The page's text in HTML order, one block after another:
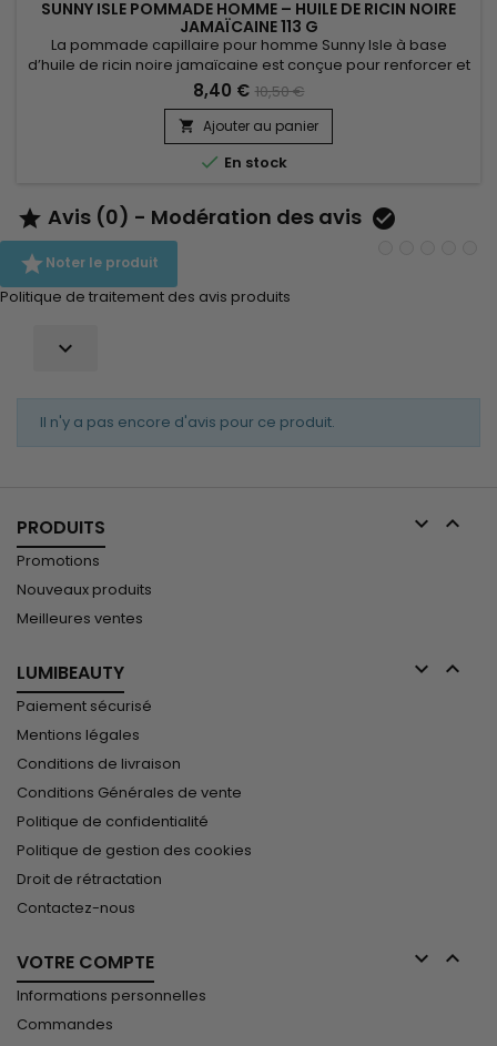
SUNNY ISLE POMMADE HOMME – HUILE DE RICIN NOIRE
JAMAÏCAINE 113 G
La pommade capillaire pour homme Sunny Isle à base
d’huile de ricin noire jamaïcaine est conçue pour renforcer et
hydrater les cheveux et la barbe. Sa formule riche en
nutriments fortifie la fibre capillaire, stimule la pousse et
apporte une brillance naturelle sans effet gras. Idéale pour
les styles courts, texturés ou bouclés, elle offre une tenue...
8,40 € 10,50 €
 Ajouter au panier
 En stock
 Avis (0) - Modération des avis 
Noter le produit
Politique de traitement des avis produits

Il n'y a pas encore d'avis pour ce produit.
PRODUITS  
Promotions
Nouveaux produits
Meilleures ventes
LUMIBEAUTY  
Paiement sécurisé
Mentions légales
Conditions de livraison
Conditions Générales de vente
Politique de confidentialité
Politique de gestion des cookies
Droit de rétractation
Contactez-nous
VOTRE COMPTE  
Informations personnelles
Commandes